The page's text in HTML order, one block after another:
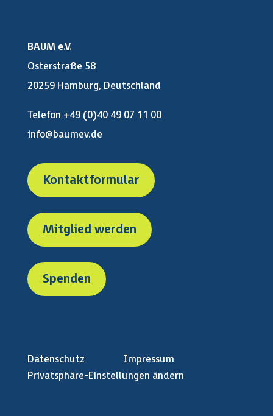
BAUM e.V.
Osterstraße 58
20259 Hamburg, Deutschland
Telefon +49 (0)40 49 07 11 00
info@baumev.de
Kontaktformular
Mitglied werden
Spenden
Datenschutz
Impressum
Privatsphäre-Einstellungen ändern